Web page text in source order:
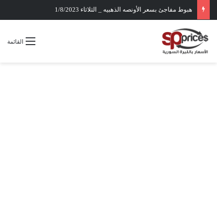
هبوط مفاجئ بسعر الأونصه الذهبيه _ الثلاثاء 1/8/2023
القائمة